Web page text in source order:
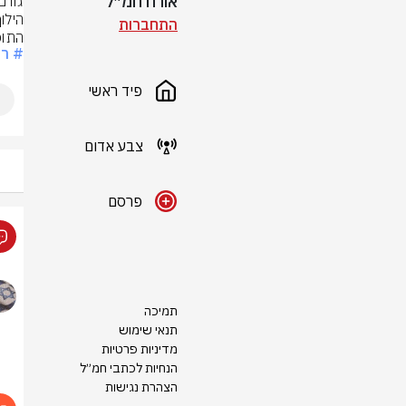
התחברות
פיד ראשי
צבע אדום
פרסם
תמיכה
תנאי שימוש
מדיניות פרטיות
הנחיות לכתבי חמ״ל
הצהרת נגישות
#